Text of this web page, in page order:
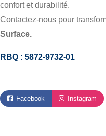
confort et durabilité.
Contactez-nous pour
Surface.
RBQ : 5872-9732-01
Facebook Instagram